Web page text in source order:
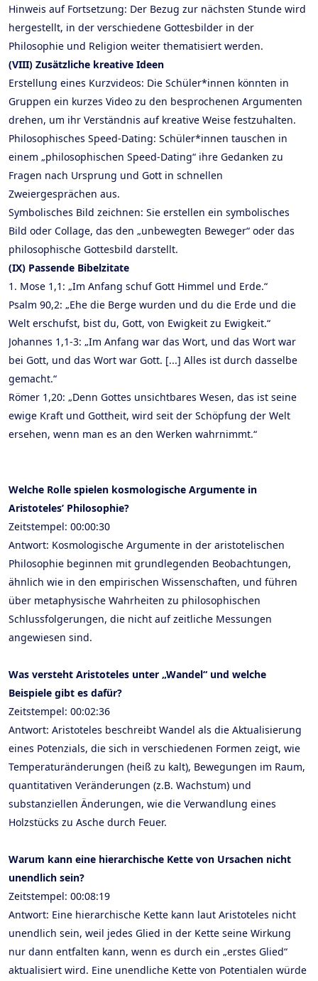
Hinweis auf Fortsetzung: Der Bezug zur nächsten Stunde wird
hergestellt, in der verschiedene Gottesbilder in der
Philosophie und Religion weiter thematisiert werden.
(VIII) Zusätzliche kreative Ideen
Erstellung eines Kurzvideos: Die Schüler*innen könnten in
Gruppen ein kurzes Video zu den besprochenen Argumenten
drehen, um ihr Verständnis auf kreative Weise festzuhalten.
Philosophisches Speed-Dating: Schüler*innen tauschen in
einem „philosophischen Speed-Dating“ ihre Gedanken zu
Fragen nach Ursprung und Gott in schnellen
Zweiergesprächen aus.
Symbolisches Bild zeichnen: Sie erstellen ein symbolisches
Bild oder Collage, das den „unbewegten Beweger“ oder das
philosophische Gottesbild darstellt.
(IX) Passende Bibelzitate
1. Mose 1,1: „Im Anfang schuf Gott Himmel und Erde.“
Psalm 90,2: „Ehe die Berge wurden und du die Erde und die
Welt erschufst, bist du, Gott, von Ewigkeit zu Ewigkeit.“
Johannes 1,1-3: „Im Anfang war das Wort, und das Wort war
bei Gott, und das Wort war Gott. [...] Alles ist durch dasselbe
gemacht.“
Römer 1,20: „Denn Gottes unsichtbares Wesen, das ist seine
ewige Kraft und Gottheit, wird seit der Schöpfung der Welt
ersehen, wenn man es an den Werken wahrnimmt.“
Welche Rolle spielen kosmologische Argumente in
Aristoteles’ Philosophie?
Zeitstempel: 00:00:30
Antwort: Kosmologische Argumente in der aristotelischen
Philosophie beginnen mit grundlegenden Beobachtungen,
ähnlich wie in den empirischen Wissenschaften, und führen
über metaphysische Wahrheiten zu philosophischen
Schlussfolgerungen, die nicht auf zeitliche Messungen
angewiesen sind.
Was versteht Aristoteles unter „Wandel“ und welche
Beispiele gibt es dafür?
Zeitstempel: 00:02:36
Antwort: Aristoteles beschreibt Wandel als die Aktualisierung
eines Potenzials, die sich in verschiedenen Formen zeigt, wie
Temperaturänderungen (heiß zu kalt), Bewegungen im Raum,
quantitativen Veränderungen (z.B. Wachstum) und
substanziellen Änderungen, wie die Verwandlung eines
Holzstücks zu Asche durch Feuer.
Warum kann eine hierarchische Kette von Ursachen nicht
unendlich sein?
Zeitstempel: 00:08:19
Antwort: Eine hierarchische Kette kann laut Aristoteles nicht
unendlich sein, weil jedes Glied in der Kette seine Wirkung
nur dann entfalten kann, wenn es durch ein „erstes Glied“
aktualisiert wird. Eine unendliche Kette von Potentialen würde